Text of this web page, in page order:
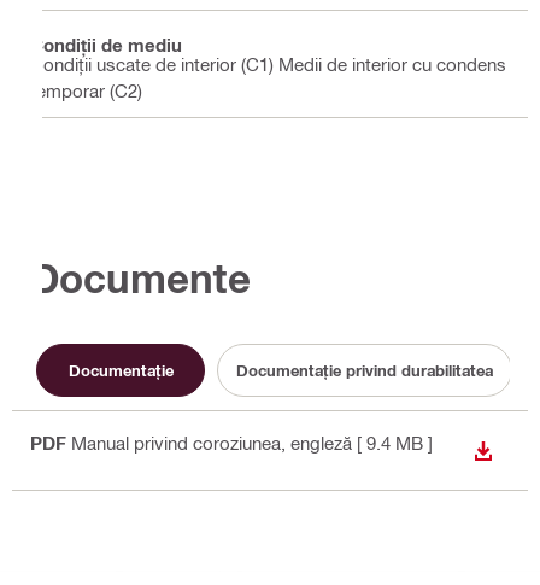
Condiţii de mediu
Condiții uscate de interior (C1) Medii de interior cu condens
temporar (C2)
Documente
Documentaţie Documentație privind durabilitatea
PDF Manual privind coroziunea , engleză [ 9.4 MB ]